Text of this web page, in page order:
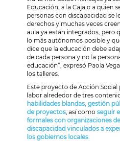
Educación, a la Caja o a quien
personas con discapacidad se
derechos y muchas veces
aula ya están integrados, pero
lo más autónomos posible y
dice que la educación debe
de cada persona y no la
educación”, expresó Paola
los talleres.
Este proyecto de Acción
labor alrededor de tres
habilidades blandas, gestión
de proyectos , así como seguir
formales con organizaciones
discapacidad vinculados a
los gobiernos locales.